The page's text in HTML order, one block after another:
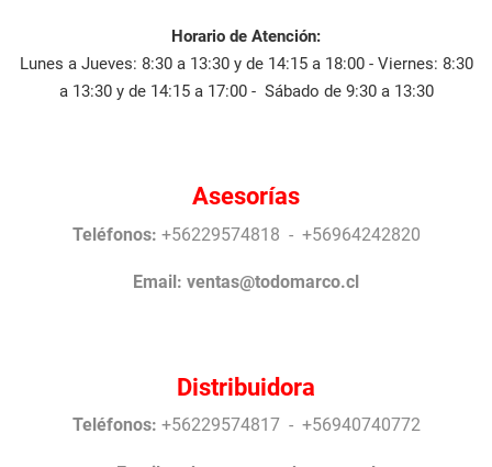
Horario de Atención:
Lunes a Jueves: 8:30 a 13:30 y de 14:15 a 18:00 - Viernes: 8:30
a 13:30 y de 14:15 a 17:00 - Sábado de 9:30 a 13:30
Asesorías
Teléfonos: +56229574818 - +56964242820
Email: ventas@todomarco.cl
Distribuidora
Teléfonos: +56229574817 - +56940740772